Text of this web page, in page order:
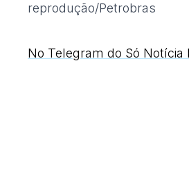
reprodução/Petrobras
No Telegram do Só